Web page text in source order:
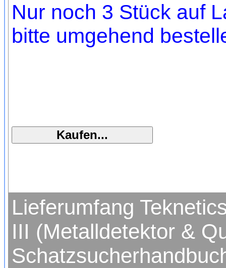
Nur noch 3 Stück auf
bitte umgehend
Lieferumfang
III (Metalldetektor &